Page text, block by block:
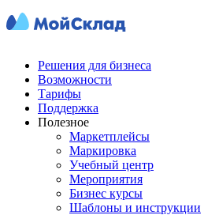
Решения для бизнеса
Возможности
Тарифы
Поддержка
Полезное
Маркетплейсы
Маркировка
Учебный центр
Мероприятия
Бизнес курсы
Шаблоны и инструкции